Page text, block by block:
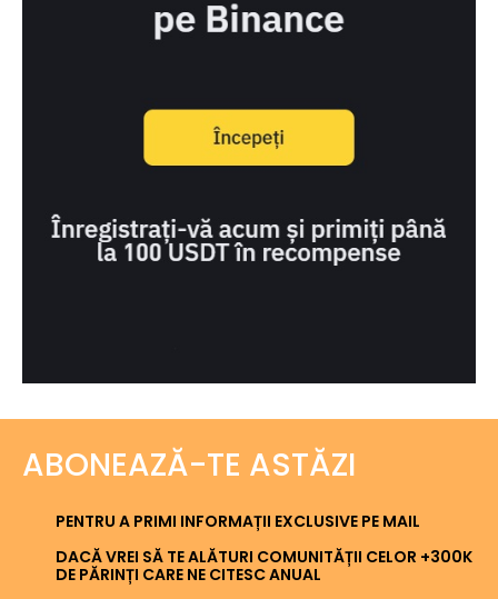
ABONEAZĂ-TE ASTĂZI
PENTRU A PRIMI INFORMAȚII EXCLUSIVE PE MAIL
DACĂ VREI SĂ TE ALĂTURI COMUNITĂȚII CELOR +300K
DE PĂRINȚI CARE NE CITESC ANUAL